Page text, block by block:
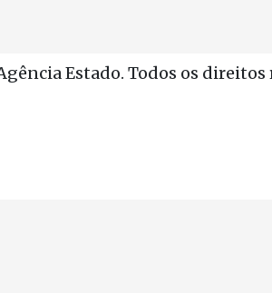
Estado. Todos os direitos